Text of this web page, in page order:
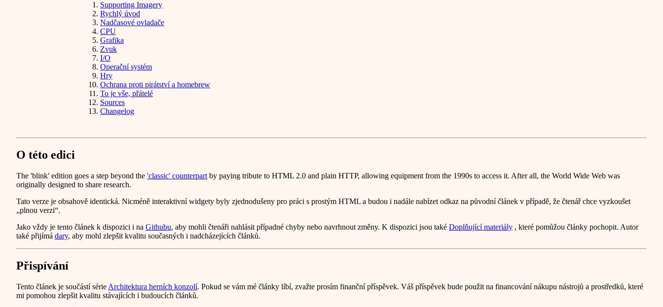
Supporting Imagery
Rychlý úvod
Nadčasové ovladače
CPU
Grafika
Zvuk
I/O
Operační systém
Hry
Ochrana proti pirátství a homebrew
To je vše, přátelé
Sources
Changelog
O této edici
The 'blink' edition goes a step beyond the 'classic' counterpart by paying tribute to HTML 2.0 and plain HTTP, allowing equipment from the 1990s to access it. After all, the World Wide Web was
originally designed to share research.
Tato verze je obsahově identická. Nicméně interaktivní widgety byly zjednodušeny pro práci s prostým HTML a budou i nadále nabízet odkaz na původní článek v případě, že čtenář chce vyzkoušet
„plnou verzi“.
Jako vždy je tento článek k dispozici i na Githubu, aby mohli čtenáři nahlásit případné chyby nebo navrhnout změny. K dispozici jsou také Doplňující materiály , které pomůžou články pochopit. Autor
také přijímá dary, aby mohl zlepšit kvalitu současných i nadcházejících článků.
Přispívání
Tento článek je součástí série Architektura herních konzolí. Pokud se vám mé články líbí, zvažte prosím finanční příspěvek. Váš příspěvek bude použit na financování nákupu nástrojů a prostředků, které
mi pomohou zlepšit kvalitu stávajících i budoucích článků.